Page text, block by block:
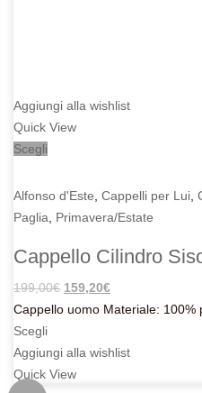
Aggiungi alla wishlist
Quick View
Scegli
Alfonso d'Este, Cappelli per Lui,
Paglia, Primavera/Estate
Cappello Cilindro
199,00€ Il
prezzo
era:
199,00€.
159,20€Il
prezzo
è:
Cappello uomo Materiale: 100%
Scegli
Aggiungi alla wishlist
Quick View